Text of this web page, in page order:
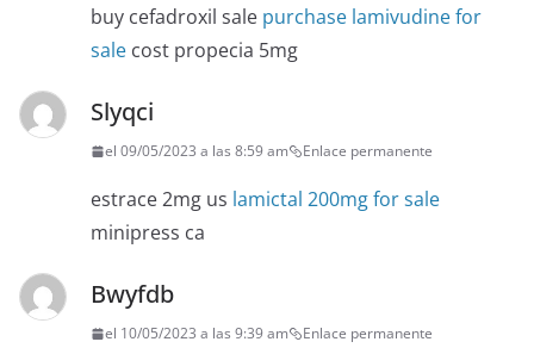
buy cefadroxil sale purchase lamivudine for
sale cost propecia 5mg
Slyqci
el 09/05/2023 a las 8:59 am Enlace permanente
estrace 2mg us lamictal 200mg for sale
minipress ca
Bwyfdb
el 10/05/2023 a las 9:39 am Enlace permanente